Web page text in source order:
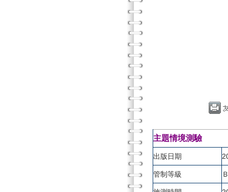
主題情境測驗
出版日期
管制等級